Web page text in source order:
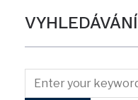
VYHLEDÁVÁNÍ